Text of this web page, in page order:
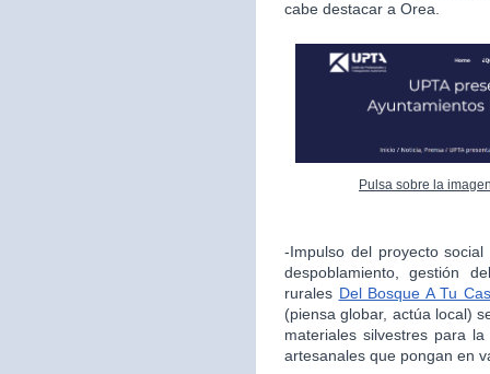
cabe destacar a Orea.
Pulsa sobre la
-Impulso del proyecto
despoblamiento, gestión
rurales Del Bosque A Tu
(piensa globar, actúa local)
materiales silvestres para
artesanales que pongan en